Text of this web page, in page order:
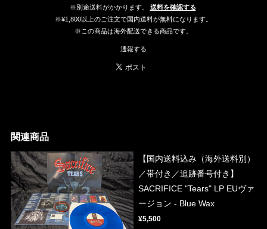
※別途送料がかかります。
送料を確認する
※¥1,800以上のご注文で国内送料が無料になります。
※この商品は海外配送できる商品です。
通報する
関連商品
【国内送料込み（海外送料別）
／帯付き／追跡番号付き】
SACRIFICE "Tears" LP EUヴァ
ージョン - Blue Wax
¥5,500